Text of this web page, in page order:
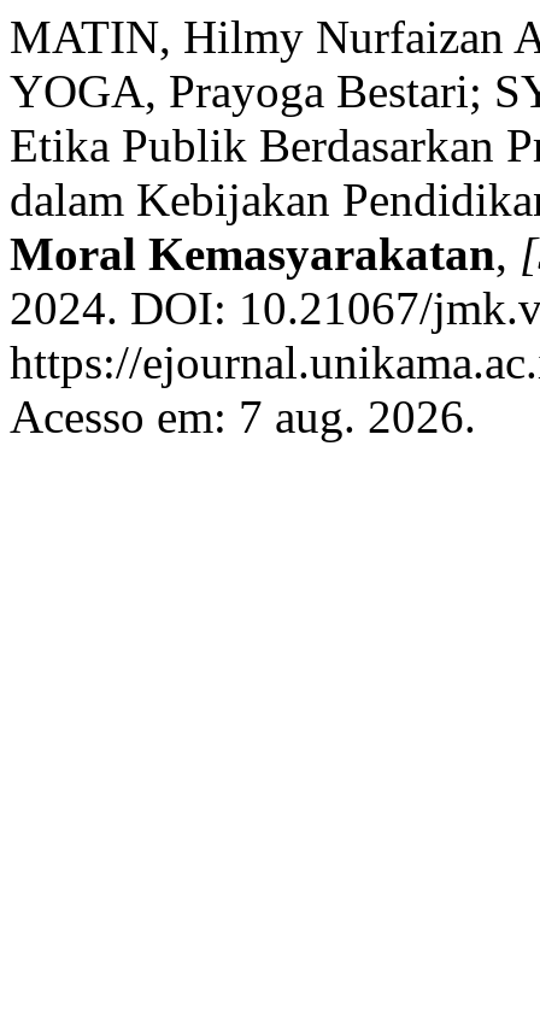
MATIN, Hilmy Nurfaizan
YOGA, Prayoga Bestari;
Etika Publik Berdasarkan
dalam Kebijakan
Moral Kemasyarakatan,
2024. DOI: 10.21067/
https://
Acesso em: 7 aug. 2026.